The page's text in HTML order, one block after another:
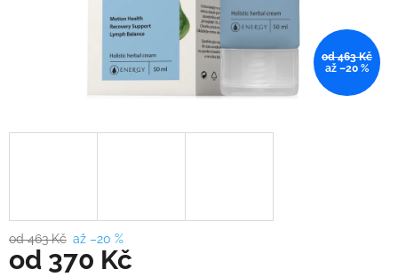
od 463 Kč
až –20 %
od 463 Kč až –20 %
od 370 Kč